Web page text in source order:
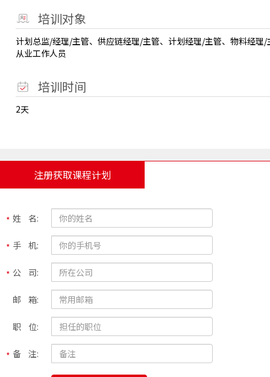
培训对象
计划总监/经理/主管、供应链经理/主管、计划经理/主管、物料经
从业工作人员
培训时间
2天
注册获取课程计划
姓 名:
手 机:
公 司:
邮 箱:
职 位:
备 注: